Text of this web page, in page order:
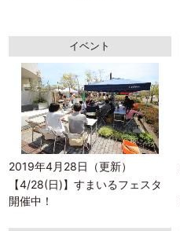
イベント
2019年4月28日（更新）
【4/28(日)】すまいるフェスタ
開催中！